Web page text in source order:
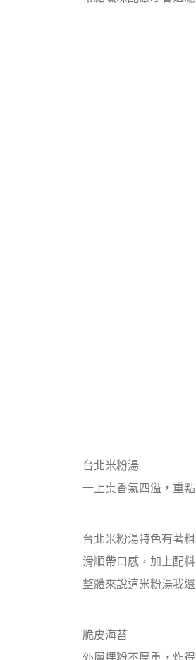
台北米粉湯
一上桌香氣四溢，重
台北米粉湯特色有著
滑順帶口感，加上配
整體來說這米粉湯我
脆皮海苔
外層粿粉不厚重，炸